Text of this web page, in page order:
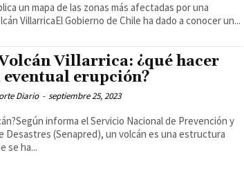
un mapa de las zonas más afectadas por una
VillarricaEl Gobierno de Chile ha dado a conocer un...
Villarrica: ¿qué hacer
eventual erupción?
Diario - septiembre 25, 2023
informa el Servicio Nacional de Prevención y
Desastres (Senapred), un volcán es una estructura
se ha...